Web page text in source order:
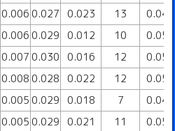
0.006 0.027 0.023 13
0.04
0.006 0.029 0.012 10
0.05
0.007 0.030 0.016 12
0.05
0.008 0.028 0.022 12
0.05
0.005 0.029 0.018 7
0.04
0.005 0.029 0.021 11
0.05